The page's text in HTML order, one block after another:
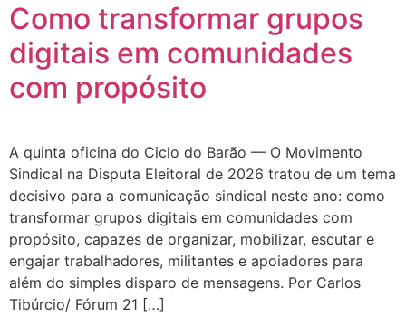
Como transformar grupos
digitais em comunidades
com propósito
A quinta oficina do Ciclo do Barão — O Movimento
Sindical na Disputa Eleitoral de 2026 tratou de um tema
decisivo para a comunicação sindical neste ano: como
transformar grupos digitais em comunidades com
propósito, capazes de organizar, mobilizar, escutar e
engajar trabalhadores, militantes e apoiadores para
além do simples disparo de mensagens. Por Carlos
Tibúrcio/ Fórum 21 […]